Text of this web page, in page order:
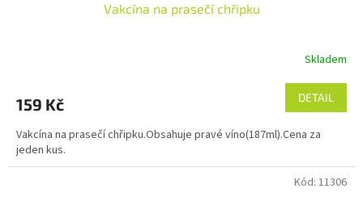
Vakcína na prasečí chřipku
Skladem
159 Kč DETAIL
Vakcína na prasečí chřipku.Obsahuje pravé víno(187ml).Cena za
jeden kus.
Kód: 11306